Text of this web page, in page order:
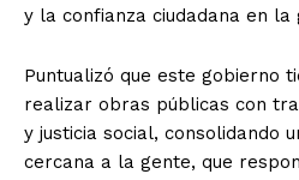
y la confianza ciudadana en la
Puntualizó que este gobierno
realizar obras públicas con
y justicia social, consolidando
cercana a la gente, que